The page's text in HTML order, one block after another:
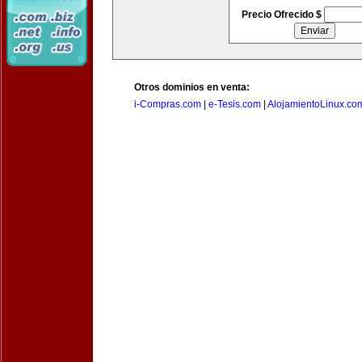
Precio Ofrecido $
Otros dominios en venta:
i-Compras.com
e-Tesis.com